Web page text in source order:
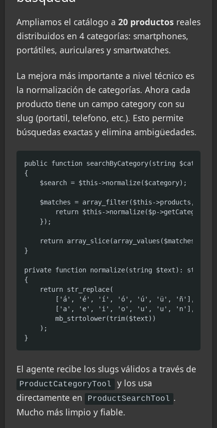
Ampliamos el catálogo a 20 productos reales
distribuidos en 4 categorías: smartphones,
portátiles, auriculares y smartwatches.
La mejora más importante a nivel técnico es
la normalización de categorías. Ahora cada
producto tiene un campo category con su
slug (portatil, telefono, etc.). Esto permite
búsquedas exactas y elimina ambigüedades.
public function searchByCategory(string
{
    $search = $this->normalize($category);
$matches = array_filter($this->products,
return $this->normalize($p-
    });
return array_slice(array_values($matches),
}
private function normalize(string $text): string
{
    return str_replace(
        ['á', 'é', 'í', 'ó', 'ú', 'ü', 'ñ'],
        ['a', 'e', 'i', 'o', 'u', 'u', 'n'],
        mb_strtolower(trim($text))
    );
}
El agente recibe los slugs válidos a través de
ProductCategoryTool
y los usa
directamente en
ProductSearchTool .
Mucho más limpio y fiable.